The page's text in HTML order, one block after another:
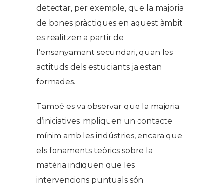
detectar, per exemple, que la majoria
de bones pràctiques en aquest àmbit
es realitzen a partir de
l’ensenyament secundari, quan les
actituds dels estudiants ja estan
formades.
També es va observar que la majoria
d’iniciatives impliquen un contacte
mínim amb les indústries, encara que
els fonaments teòrics sobre la
matèria indiquen que les
intervencions puntuals són